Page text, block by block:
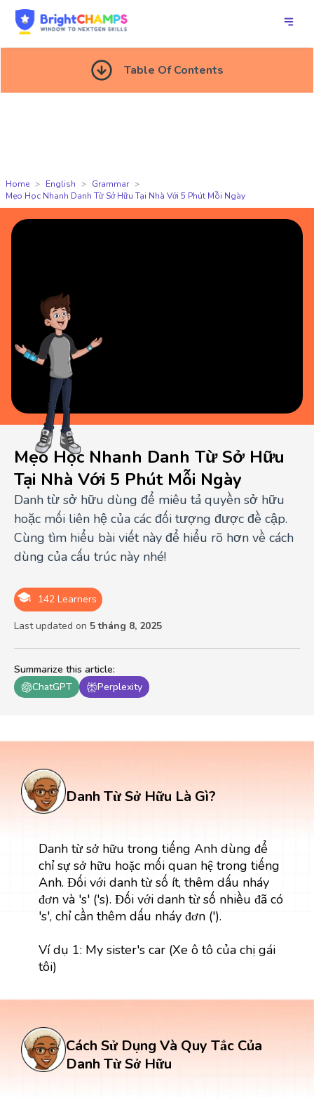
Table Of Contents
Home English
Grammar
Mẹo Học Nhanh Danh Từ Sở Hữu Tại Nhà Với 5 Phút Mỗi Ngày
Summarize this article:
ChatGPT
Perplexity
142 Learners
Last updated on 5 tháng 8, 2025
Mẹo Học Nhanh Danh Từ Sở Hữu
Tại Nhà Với 5 Phút Mỗi Ngày
Danh từ sở hữu dùng để miêu tả quyền sở hữu
hoặc mối liên hệ của các đối tượng được đề cập.
Cùng tìm hiểu bài viết này để hiểu rõ hơn về cách
dùng của cấu trúc này nhé!
Danh Từ Sở Hữu Là Gì?
Danh từ sở hữu trong tiếng Anh dùng để
chỉ sự sở hữu hoặc mối quan hệ trong tiếng
Anh. Đối với danh từ số ít, thêm dấu nháy
đơn và 's' ('s). Đối với danh từ số nhiều đã có
's', chỉ cần thêm dấu nháy đơn (').
Ví dụ 1: My sister's car (Xe ô tô của chị gái
tôi)
Cách Sử Dụng Và Quy Tắc Của
Danh Từ Sở Hữu